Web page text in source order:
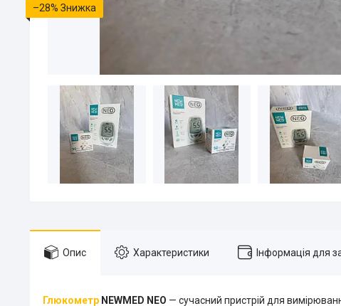
–28%
Опис Характеристики Інформація для
Глюкометр NEWMED NEO — сучасний пристрій для